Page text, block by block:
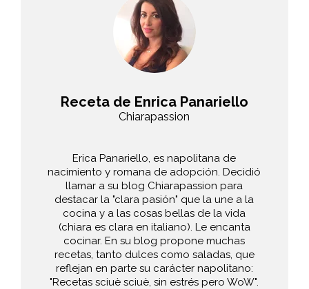
Receta de Enrica Panariello
Chiarapassion
Erica Panariello, es napolitana de
nacimiento y romana de adopción. Decidió
llamar a su blog Chiarapassion para
destacar la "clara pasión" que la une a la
cocina y a las cosas bellas de la vida
(chiara es clara en italiano). Le encanta
cocinar. En su blog propone muchas
recetas, tanto dulces como saladas, que
reflejan en parte su carácter napolitano:
"Recetas sciuè sciuè, sin estrés pero WoW".